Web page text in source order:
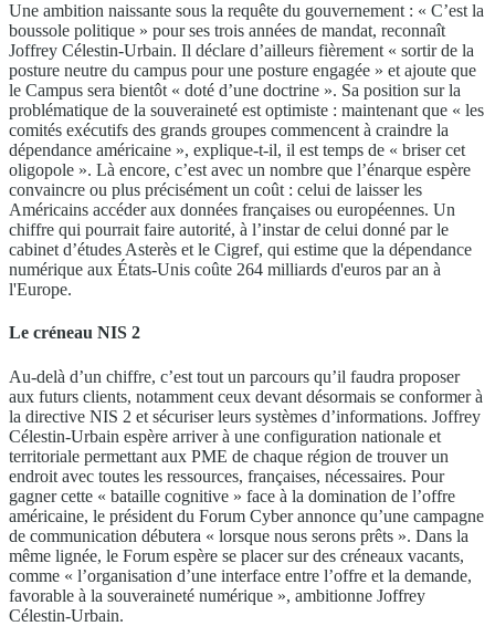
Une ambition naissante sous la requête du gouvernement : « C’est la
boussole politique » pour ses trois années de mandat, reconnaît
Joffrey Célestin-Urbain. Il déclare d’ailleurs fièrement « sortir de la
posture neutre du campus pour une posture engagée » et ajoute que
le Campus sera bientôt « doté d’une doctrine ». Sa position sur la
problématique de la souveraineté est optimiste : maintenant que « les
comités exécutifs des grands groupes commencent à craindre la
dépendance américaine », explique-t-il, il est temps de « briser cet
oligopole ». Là encore, c’est avec un nombre que l’énarque espère
convaincre ou plus précisément un coût : celui de laisser les
Américains accéder aux données françaises ou européennes. Un
chiffre qui pourrait faire autorité, à l’instar de celui donné par le
cabinet d’études Asterès et le Cigref, qui estime que la dépendance
numérique aux États-Unis coûte 264 milliards d'euros par an à
l'Europe.
Le créneau NIS 2
Au-delà d’un chiffre, c’est tout un parcours qu’il faudra proposer
aux futurs clients, notamment ceux devant désormais se conformer à
la directive NIS 2 et sécuriser leurs systèmes d’informations. Joffrey
Célestin-Urbain espère arriver à une configuration nationale et
territoriale permettant aux PME de chaque région de trouver un
endroit avec toutes les ressources, françaises, nécessaires. Pour
gagner cette « bataille cognitive » face à la domination de l’offre
américaine, le président du Forum Cyber annonce qu’une campagne
de communication débutera « lorsque nous serons prêts ». Dans la
même lignée, le Forum espère se placer sur des créneaux vacants,
comme « l’organisation d’une interface entre l’offre et la demande,
favorable à la souveraineté numérique », ambitionne Joffrey
Célestin-Urbain.